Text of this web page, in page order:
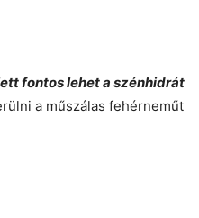
fontos lehet a szénhidrát
a műszálas fehérneműt